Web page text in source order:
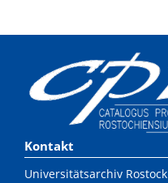
Kontakt
Universitätsarchiv Rostock